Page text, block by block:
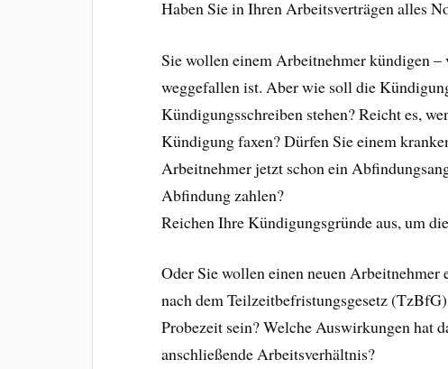
Haben Sie in Ihren Arbeitsverträgen alles
Sie wollen einem Arbeitnehmer kündigen
weggefallen ist. Aber wie soll die
Kündigungsschreiben stehen? Reicht es,
Kündigung faxen? Dürfen Sie einem
Arbeitnehmer jetzt schon ein
Abfindung zahlen?
Reichen Ihre Kündigungsgründe aus, um
Oder Sie wollen einen neuen
nach dem Teilzeitbefristungsgesetz
Probezeit sein? Welche Auswirkungen hat
anschließende Arbeitsverhältnis?